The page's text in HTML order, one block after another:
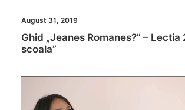
August 31, 2019
Ghid „Jeanes Romanes?” – Lectia
scoala”